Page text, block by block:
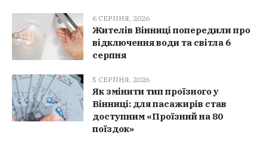
6 СЕРПНЯ, 2026
Жителів Вінниці попередили про
відключення води та світла 6
серпня
5 СЕРПНЯ, 2026
Як змінити тип проїзного у
Вінниці: для пасажирів став
доступним «Проїзний на 80
поїздок»